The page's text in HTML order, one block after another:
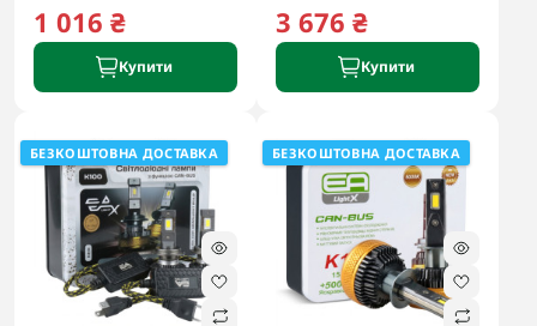
1 016 ₴
Купити
3 676 ₴
Купити
БЕЗКОШТОВНА ДОСТАВКА БЕЗКОШТОВНА ДОСТАВКА